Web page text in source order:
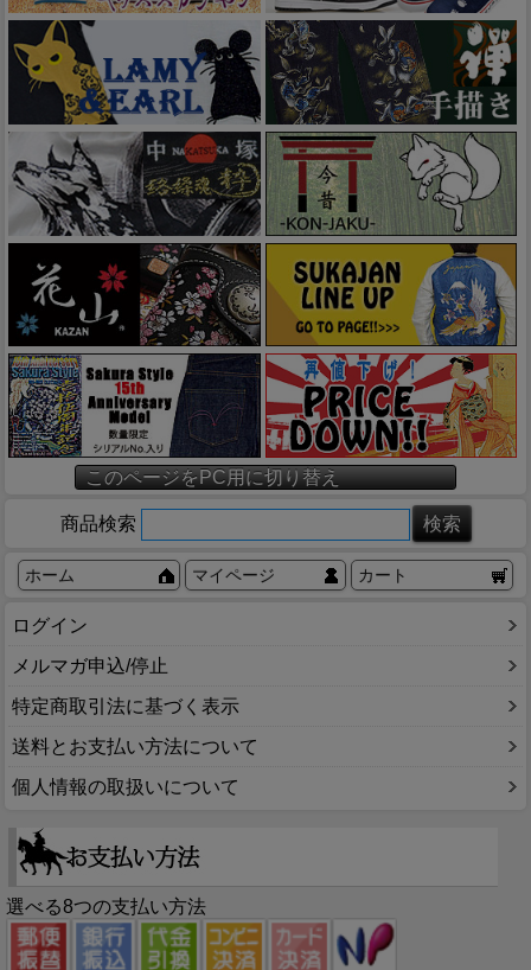
このページをPC用に切り替え
商品検索
ホーム マイページ カート
ログイン
メルマガ申込/停止
特定商取引法に基づく表示
送料とお支払い方法について
個人情報の取扱いについて
選べる8つの支払い方法